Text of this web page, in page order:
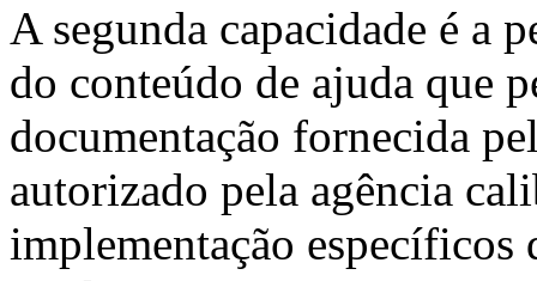
A segunda capacidade é a
do conteúdo de ajuda que
documentação fornecida
autorizado pela agência
implementação específicos